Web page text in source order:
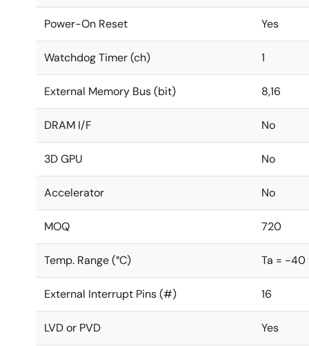
Power-On Reset Yes
Watchdog Timer (ch) 1
External Memory Bus (bit) 8,16
DRAM I/F No
3D GPU No
Accelerator No
MOQ 720
Temp. Range (°C) Ta = -40
External Interrupt Pins (#) 16
LVD or PVD Yes